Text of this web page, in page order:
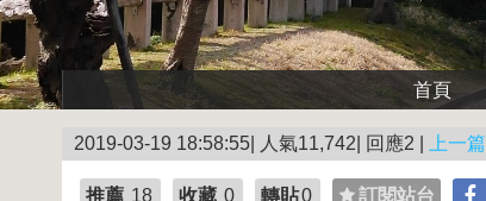
首頁
2019-03-19 18:58:55| 人氣11,742| 回應2 | 上一篇
推薦 18 收藏 0 轉貼0 訂閱站台